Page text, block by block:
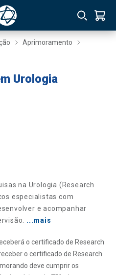
Aprimoramento
Urologia
na Urologia (Research
especialistas com
e acompanhar
...mais
o certificado de Research
o certificado de Research
deve cumprir os